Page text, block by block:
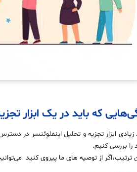
که باید در یک ابزار
را بررسی کنیم.
ترتیب،اگر از توصیه های ما پیروی کنید